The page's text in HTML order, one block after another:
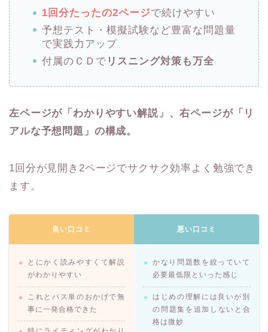
1回分たったの2ページで続けやすい
予想テスト・模擬試験など豊富な問題量
で実践力アップ
付属のＣＤで リスニング対策も万全
左ページが「わかりやすい解説」、右ページが「リ
アルな予想問題」の構成。
1回分が見開き2ページでサクサク効率よく勉強でき
ます。
良い口コミ
とにかく読みやすくて解説
がわかりやすい
これとパス単のおかげで無
事に一発合格できた
悪い口コミ
かなり問題数を絞っていて
必要最低限といった感じ
はじめの理解には良いが別
の問題集を追加しないと合
格は微妙